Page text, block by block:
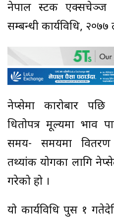
नेपाल स्टक एक्सचेञ्ज
सम्बन्धी कार्यविधि,
नेप्सेमा कारोबार
धितोपत्र मूल्यमा प्रभाव
समय- समयमा वितरण
तथ्यांक प्रयोगका लागि
गरेको हो ।
यो कार्यविधि पुस १